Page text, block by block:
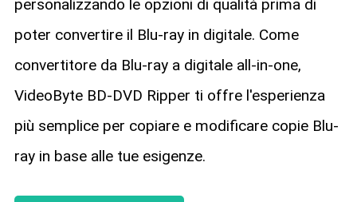
personalizzando le opzioni di qualità prima di
poter convertire il Blu-ray in digitale. Come
convertitore da Blu-ray a digitale all-in-one,
VideoByte BD-DVD Ripper ti offre l'esperienza
più semplice per copiare e modificare copie Blu-
ray in base alle tue esigenze.